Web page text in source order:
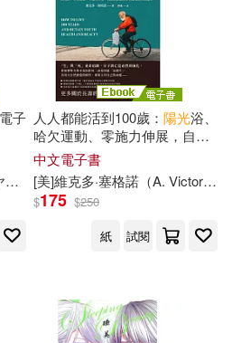
豐子愷(60)
試研究院(59)
(417)
子 人人都能活到100歲： 陽光浴、
哈欠運動、零施力伸展，自然
鍛鍊法帶你輕鬆迎接期頤之年
(電子書)
中文電子書
[美]維克多·塞格諾（A. Victor Segno）
$175 $250
紙
試閱